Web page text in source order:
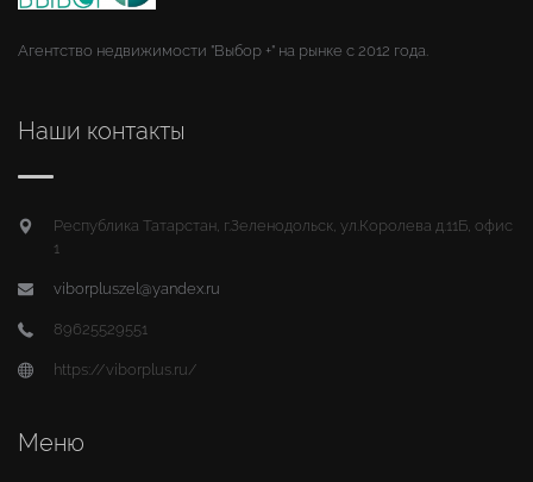
Агентство недвижимости "Выбор +" на рынке с 2012 года.
Наши контакты
Республика Татарстан, г.Зеленодольск, ул.Королева д.11Б, офис
1
viborpluszel@yandex.ru
89625529551
https://viborplus.ru/
Меню